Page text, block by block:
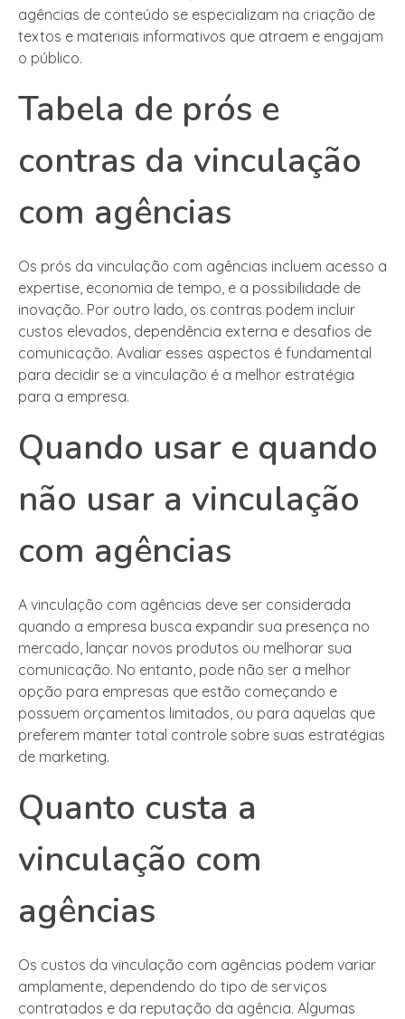
agências de conteúdo se especializam na criação de
textos e materiais informativos que atraem e engajam
o público.
Tabela de prós e
contras da vinculação
com agências
Os prós da vinculação com agências incluem acesso a
expertise, economia de tempo, e a possibilidade de
inovação. Por outro lado, os contras podem incluir
custos elevados, dependência externa e desafios de
comunicação. Avaliar esses aspectos é fundamental
para decidir se a vinculação é a melhor estratégia
para a empresa.
Quando usar e quando
não usar a vinculação
com agências
A vinculação com agências deve ser considerada
quando a empresa busca expandir sua presença no
mercado, lançar novos produtos ou melhorar sua
comunicação. No entanto, pode não ser a melhor
opção para empresas que estão começando e
possuem orçamentos limitados, ou para aquelas que
preferem manter total controle sobre suas estratégias
de marketing.
Quanto custa a
vinculação com
agências
Os custos da vinculação com agências podem variar
amplamente, dependendo do tipo de serviços
contratados e da reputação da agência. Algumas